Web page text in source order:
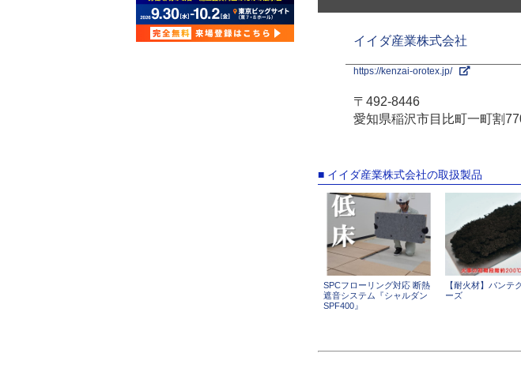
イイダ産業株式会社
https://kenzai-orotex.jp/
〒492-8446
愛知県稲沢市目比町一町割
■ イイダ産業株式会社の取扱製品
SPCフローリング対応 断熱
遮音システム『シャルダン
SPF400』
【耐火材】バンテ
ーズ